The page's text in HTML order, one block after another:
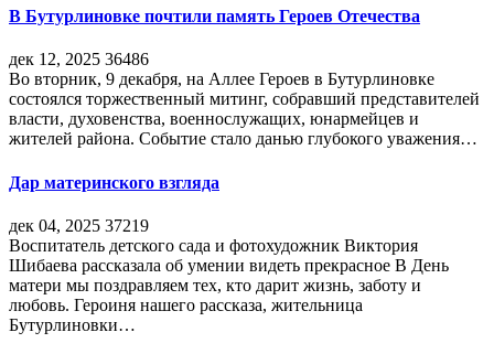
В Бутурлиновке почтили память Героев Отечества
дек 12, 2025 36486
Во вторник, 9 декабря, на Аллее Героев в Бутурлиновке
состоялся торжественный митинг, собравший представителей
власти, духовенства, военнослужащих, юнармейцев и
жителей района. Событие стало данью глубокого уважения…
Дар материнского взгляда
дек 04, 2025 37219
Воспитатель детского сада и фотохудожник Виктория
Шибаева рассказала об умении видеть прекрасное В День
матери мы поздравляем тех, кто дарит жизнь, заботу и
любовь. Героиня нашего рассказа, жительница
Бутурлиновки…